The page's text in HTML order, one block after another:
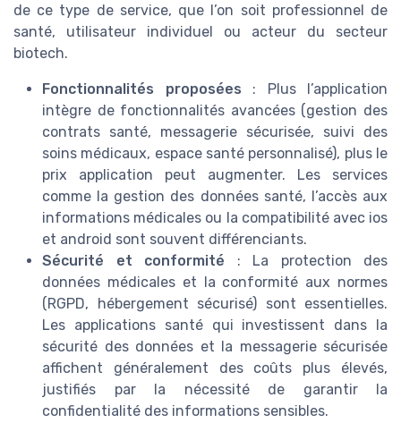
de ce type de service, que l’on soit professionnel de
santé, utilisateur individuel ou acteur du secteur
biotech.
Fonctionnalités proposées : Plus l’application
intègre de fonctionnalités avancées (gestion des
contrats santé, messagerie sécurisée, suivi des
soins médicaux, espace santé personnalisé), plus le
prix application peut augmenter. Les services
comme la gestion des données santé, l’accès aux
informations médicales ou la compatibilité avec ios
et android sont souvent différenciants.
Sécurité et conformité : La protection des
données médicales et la conformité aux normes
(RGPD, hébergement sécurisé) sont essentielles.
Les applications santé qui investissent dans la
sécurité des données et la messagerie sécurisée
affichent généralement des coûts plus élevés,
justifiés par la nécessité de garantir la
confidentialité des informations sensibles.